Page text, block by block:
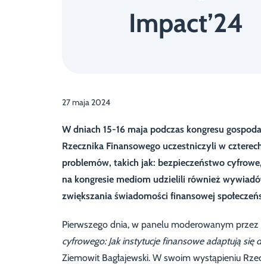
Impact’24
27 maja 2024
W dniach 15-16 maja podczas kongresu
Rzecznika Finansowego uczestniczyli w
problemów, takich jak: bezpieczeństwo
na kongresie mediom udzielili również
zwiększania świadomości finansowej
Pierwszego dnia, w panelu moderowanym
cyfrowego: Jak instytucje finansowe adaptują się
Ziemowit Bagłajewski. W swoim wystąpieniu